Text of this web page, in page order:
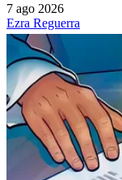
7 ago 2026
Ezra Reguerra